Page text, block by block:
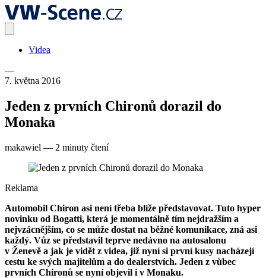
Videa
—
7. května 2016
Jeden z prvních Chironů dorazil do
Monaka
makawiel — 2 minuty čtení
Reklama
Automobil Chiron asi není třeba blíže představovat. Tuto hyper
novinku od Bogatti, která je momentálně tím nejdražším a
nejvzácnějším, co se může dostat na běžné komunikace, zná asi
každý. Vůz se představil teprve nedávno na autosalonu
v Ženevě a jak je vidět z videa, již nyní si první kusy nacházejí
cestu ke svých majitelům a do dealerstvích. Jeden z vůbec
prvních Chironů se nyní objevil i v Monaku.